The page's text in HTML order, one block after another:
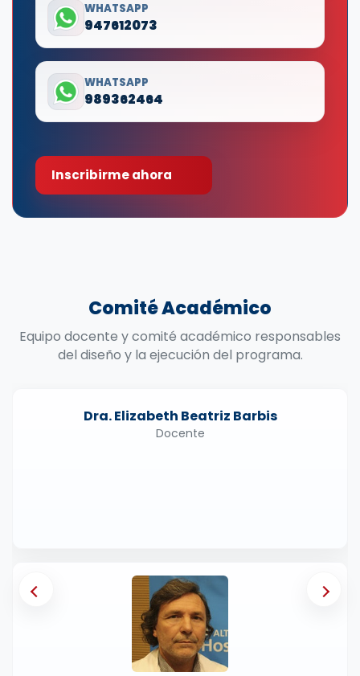
WHATSAPP
947612073
WHATSAPP
989362464
Inscribirme ahora
Comité Académico
Equipo docente y comité académico responsables
del diseño y la ejecución del programa.
Dra. Elizabeth Beatriz Barbis
Docente